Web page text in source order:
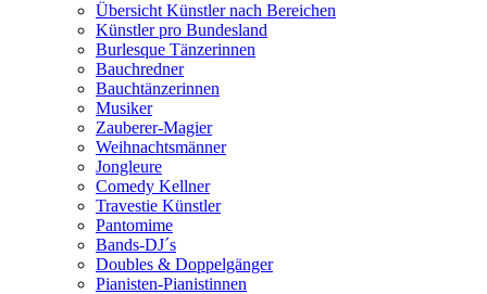
Übersicht Künstler nach Bereichen
Künstler pro Bundesland
Burlesque Tänzerinnen
Bauchredner
Bauchtänzerinnen
Musiker
Zauberer-Magier
Weihnachtsmänner
Jongleure
Comedy Kellner
Travestie Künstler
Pantomime
Bands-DJ´s
Doubles & Doppelgänger
Pianisten-Pianistinnen